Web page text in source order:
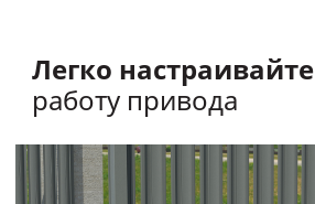
Легко настраивайте
работу привода